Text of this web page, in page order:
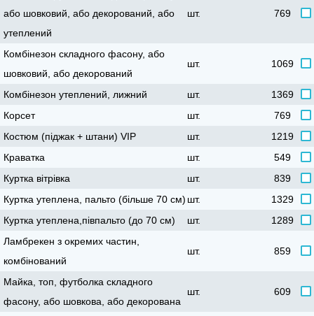
або шовковий, або декорований, або
утеплений
шт. 769
Комбінезон складного фасону, або
шовковий, або декорований
шт. 1069
Комбінезон утеплений, лижний шт.
1369
Корсет
шт.
769
Костюм (піджак + штани) VIP
шт.
1219
Краватка
шт.
549
Куртка вітрівка
шт.
839
Куртка утеплена, пальто (більше 70 см) шт.
1329
Куртка утеплена,півпальто (до 70 см)
шт.
1289
Ламбрекен з окремих частин,
комбінований
шт. 859
Майка, топ, футболка складного
фасону, або шовкова, або декорована
шт. 609